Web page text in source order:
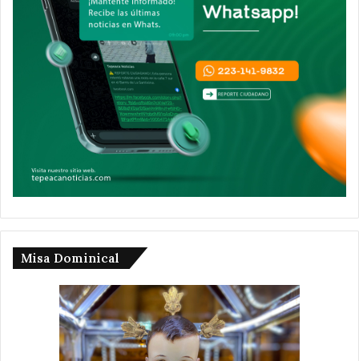
Misa Dominical